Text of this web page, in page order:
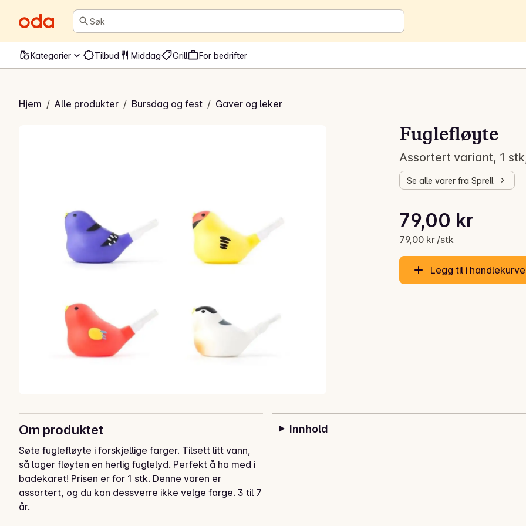
Søk
Kategorier Tilbud Middag Grill For bedrifter
Hjem / Alle produkter / Bursdag og fest / Gaver og leker
Fuglefløyte
Assortert variant, 1
Se alle varer fra Sprell
Gjeldende pris er: 79,00 kr
79,00 kr
79,00 kr /stk
Stykkpris: 79,00 kr /stk
Legg til i
Om produktet
Søte fuglefløyte i forskjellige farger. Tilsett litt vann,
så lager fløyten en herlig fuglelyd. Perfekt å ha med i
badekaret! Prisen er for 1 stk. Denne varen er
assortert, og du kan dessverre ikke velge farge. 3 til 7
år.
Innhold